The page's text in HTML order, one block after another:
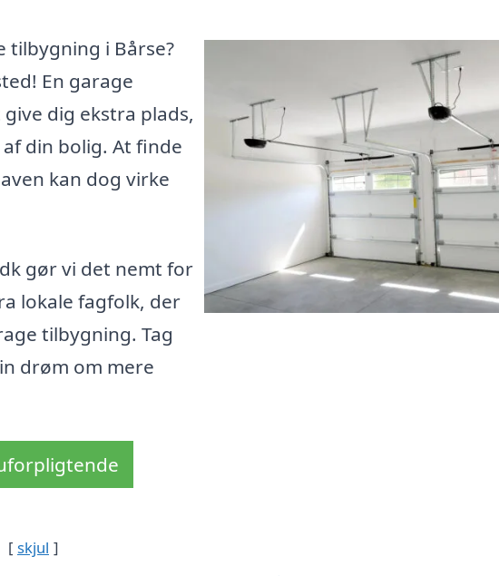
tilbygning i Bårse?
En garage
dig ekstra plads,
din bolig. At finde
kan dog virke
gør vi det nemt for
lokale fagfolk, der
tilbygning. Tag
drøm om mere
skjul